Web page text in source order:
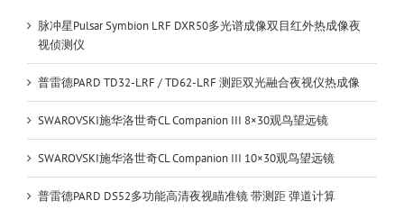
脉冲星Pulsar Symbion LRF DXR50多光谱成像双目红外热成像夜
视侦测仪
普雷德PARD TD32-LRF / TD62-LRF 测距双光融合夜视仪热成像
SWAROVSKI施华洛世奇CL Companion III 8×30观鸟望远镜
SWAROVSKI施华洛世奇CL Companion III 10×30观鸟望远镜
普雷德PARD DS52多功能高清夜视瞄准镜 带测距 弹道计算